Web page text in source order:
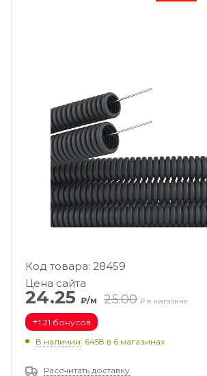
Код товара: 28459
Цена сайта
24.25 ₽/м 25.00 ₽ в магазине
+1.21 бонусов
В наличии: 6458 в 6 магазинах
Рассчитать доставку